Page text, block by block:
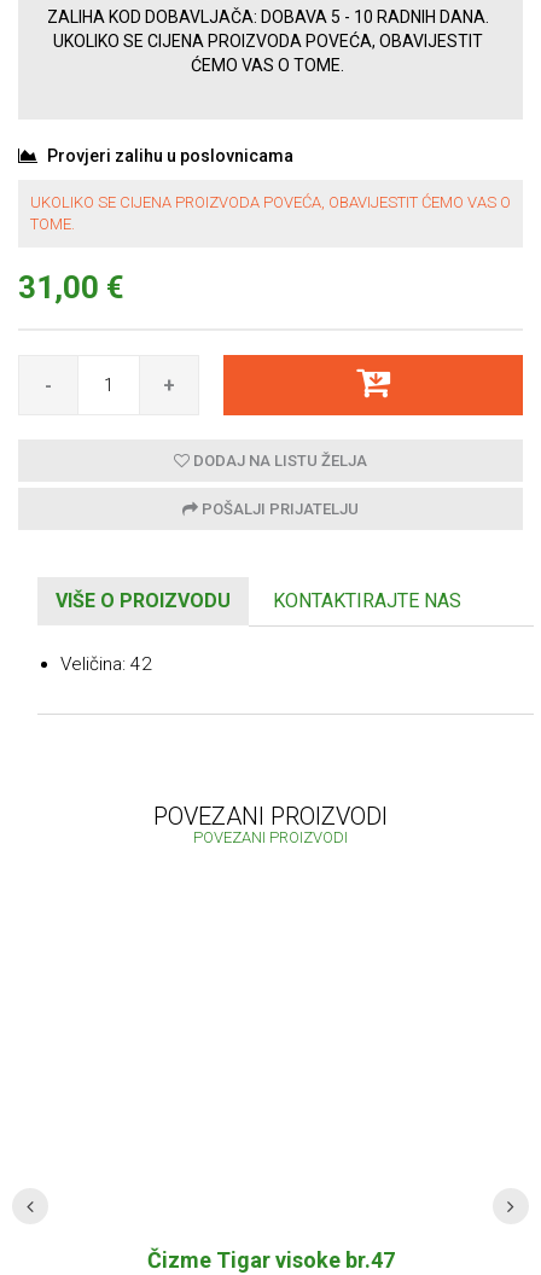
ZALIHA KOD DOBAVLJAČA: DOBAVA 5 - 10 RADNIH DANA.
UKOLIKO SE CIJENA PROIZVODA POVEĆA, OBAVIJESTIT
ĆEMO VAS O TOME.
Provjeri zalihu u poslovnicama
UKOLIKO SE CIJENA PROIZVODA POVEĆA, OBAVIJESTIT ĆEMO VAS O
TOME.
31,00 €
- +
DODAJ NA LISTU ŽELJA
POŠALJI PRIJATELJU
VIŠE O PROIZVODU KONTAKTIRAJTE NAS
Veličina: 42
POVEZANI PROIZVODI
POVEZANI PROIZVODI
Čizme Tigar visoke br.47